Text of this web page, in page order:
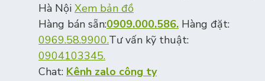
Hà Nội Xem bản đồ
Hàng bán sẵn:0909.000.586. Hàng đặt:
0969.58.9900.Tư vấn kỹ thuật:
0904103345.
Chat: Kênh zalo công ty